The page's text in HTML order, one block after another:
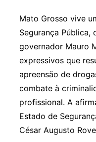
Mato Grosso vive
Segurança
governador Mauro
expressivos que
apreensão de
combate à
profissional. A
Estado de
César Augusto